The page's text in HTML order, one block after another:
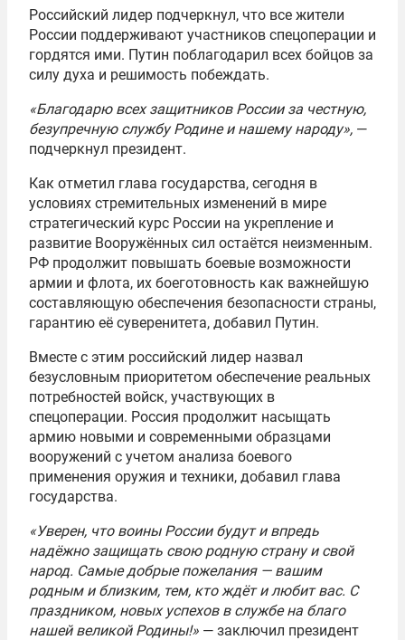
Российский лидер подчеркнул, что все жители
России поддерживают участников спецоперации и
гордятся ими. Путин поблагодарил всех бойцов за
силу духа и решимость побеждать.
«Благодарю всех защитников России за честную,
безупречную службу Родине и нашему народу», —
подчеркнул президент.
Как отметил глава государства, сегодня в
условиях стремительных изменений в мире
стратегический курс России на укрепление и
развитие Вооружённых сил остаётся неизменным.
РФ продолжит повышать боевые возможности
армии и флота, их боеготовность как важнейшую
составляющую обеспечения безопасности страны,
гарантию её суверенитета, добавил Путин.
Вместе с этим российский лидер назвал
безусловным приоритетом обеспечение реальных
потребностей войск, участвующих в
спецоперации. Россия продолжит насыщать
армию новыми и современными образцами
вооружений с учетом анализа боевого
применения оружия и техники, добавил глава
государства.
«Уверен, что воины России будут и впредь
надёжно защищать свою родную страну и свой
народ. Самые добрые пожелания — вашим
родным и близким, тем, кто ждёт и любит вас. С
праздником, новых успехов в службе на благо
нашей великой Родины!» — заключил президент